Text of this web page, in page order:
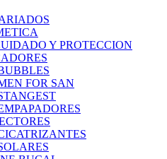
Y PROTECCION
FOR SAN